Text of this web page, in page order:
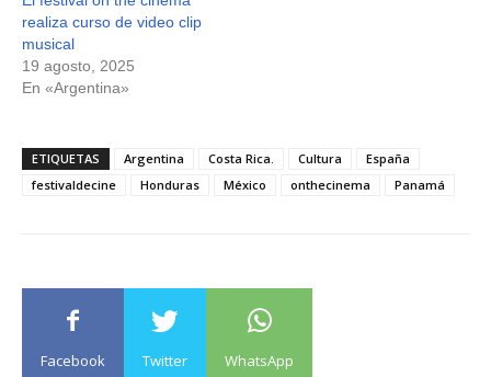
realiza curso de video clip
musical
19 agosto, 2025
En «Argentina»
ETIQUETAS Argentina Costa Rica. Cultura
España
festivaldecine
Honduras México onthecinema Panamá
Facebook Twitter WhatsApp